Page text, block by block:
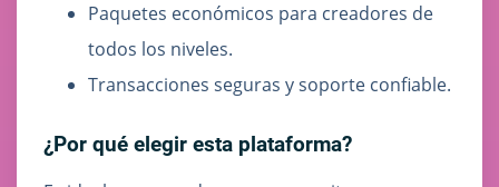
Paquetes económicos para creadores de
todos los niveles.
Transacciones seguras y soporte confiable.
¿Por qué elegir esta plataforma?